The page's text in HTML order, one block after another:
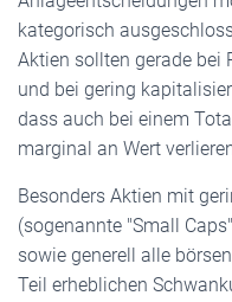
kategorisch
Aktien sollten gerade bei
und bei gering
dass auch bei einem
marginal an Wert
Besonders Aktien mit
(sogenannte "Small
sowie generell alle
Teil erheblichen